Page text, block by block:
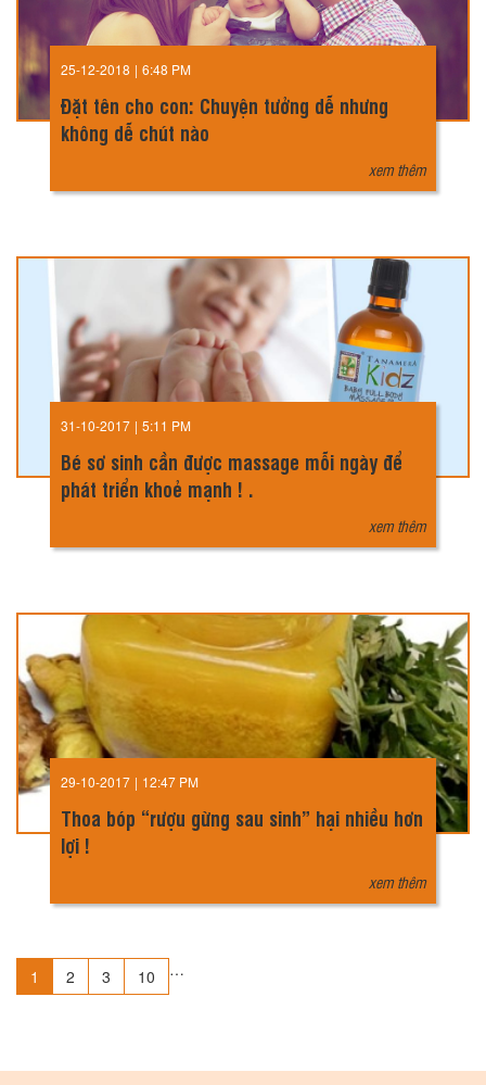
25-12-2018 | 6:48 PM
Đặt tên cho con: Chuyện tưởng dễ nhưng
không dễ chút nào
xem thêm
31-10-2017 | 5:11 PM
Bé sơ sinh cần được massage mỗi ngày để
phát triển khoẻ mạnh ! .
xem thêm
29-10-2017 | 12:47 PM
Thoa bóp “rượu gừng sau sinh” hại nhiều hơn
lợi !
xem thêm
1 2 3 …
10